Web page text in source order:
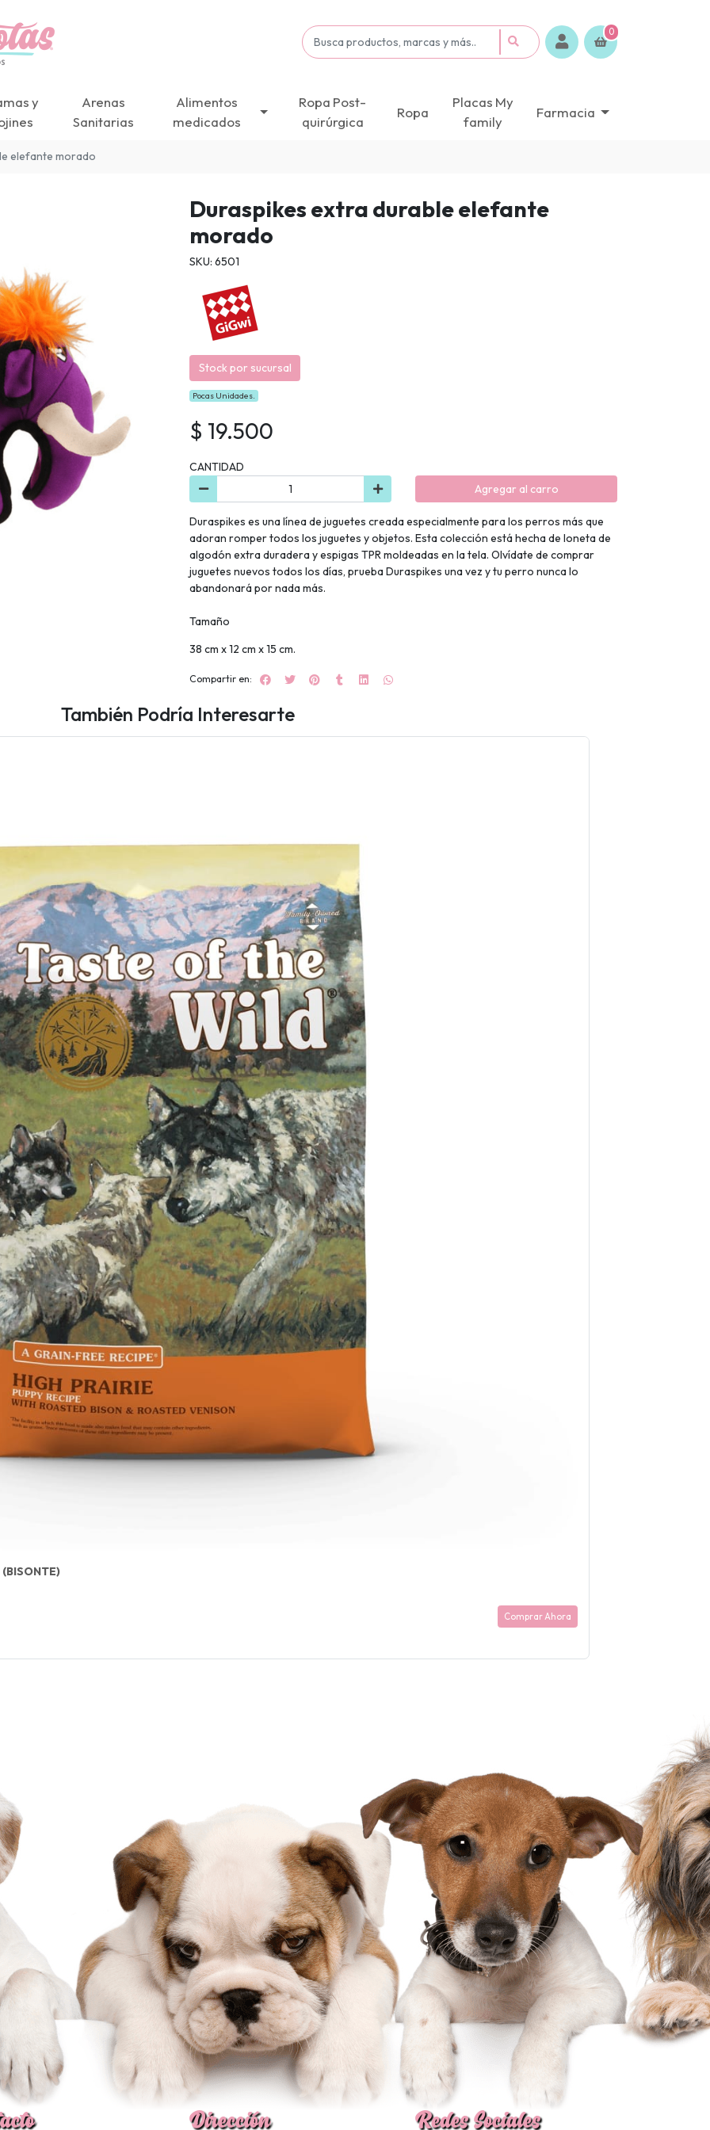
0
y
Arenas
Sanitarias
Alimentos
medicados
Ropa Post-
quirúrgica
Ropa
Placas My
family
Farmacia
elefante morado
Duraspikes extra durable elefante
morado
SKU: 6501
Stock por sucursal
Pocas Unidades.
$ 19.500
CANTIDAD
Agregar al carro
Duraspikes es una línea de juguetes creada especialmente para los perros más que
adoran romper todos los juguetes y objetos. Esta colección está hecha de loneta de
algodón extra duradera y espigas TPR moldeadas en la tela. Olvídate de comprar
juguetes nuevos todos los días, prueba Duraspikes una vez y tu perro nunca lo
abandonará por nada más.
Tamaño
38 cm x 12 cm x 15 cm.
Compartir en:
También Podría Interesarte
(BISONTE)
Comprar Ahora
Dirección Redes Sociales